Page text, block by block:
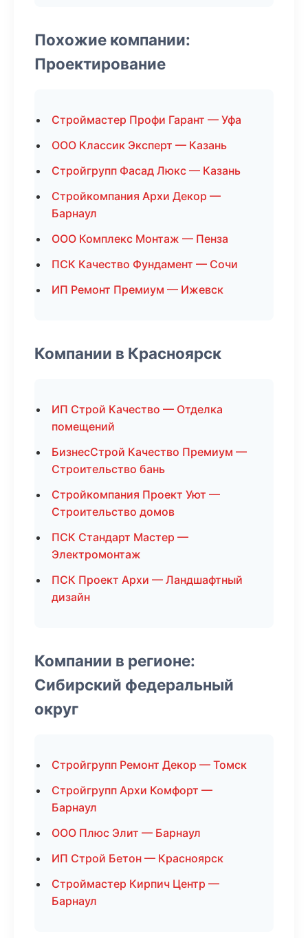
Похожие компании:
Проектирование
Строймастер Профи Гарант — Уфа
ООО Классик Эксперт — Казань
Стройгрупп Фасад Люкс — Казань
Стройкомпания Архи Декор —
Барнаул
ООО Комплекс Монтаж — Пенза
ПСК Качество Фундамент — Сочи
ИП Ремонт Премиум — Ижевск
Компании в Красноярск
ИП Строй Качество — Отделка
помещений
БизнесСтрой Качество Премиум —
Строительство бань
Стройкомпания Проект Уют —
Строительство домов
ПСК Стандарт Мастер —
Электромонтаж
ПСК Проект Архи — Ландшафтный
дизайн
Компании в регионе:
Сибирский федеральный
округ
Стройгрупп Ремонт Декор — Томск
Стройгрупп Архи Комфорт —
Барнаул
ООО Плюс Элит — Барнаул
ИП Строй Бетон — Красноярск
Строймастер Кирпич Центр —
Барнаул